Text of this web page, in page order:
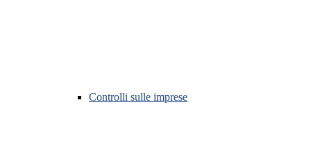
Controlli sulle imprese